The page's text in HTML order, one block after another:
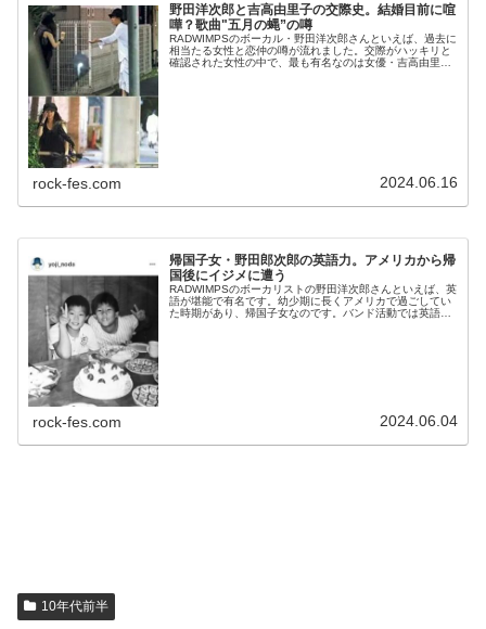
野田洋次郎と吉高由里子の交際史。結婚目前に喧
嘩？歌曲"五月の蝿”の噂
RADWIMPSのボーカル・野田洋次郎さんといえば、過去に
相当たる女性と恋仲の噂が流れました。交際がハッキリと
確認された女性の中で、最も有名なのは女優・吉高由里子
rock-fes.com 2024.06.16
帰国子女・野田郎次郎の英語力。アメリカから帰
国後にイジメに遭う
RADWIMPSのボーカリストの野田洋次郎さんといえば、英
語が堪能で有名です。幼少期に長くアメリカで過ごしてい
た時期があり、帰国子女なのです。バンド活動では英語力
rock-fes.com 2024.06.04
10年代前半